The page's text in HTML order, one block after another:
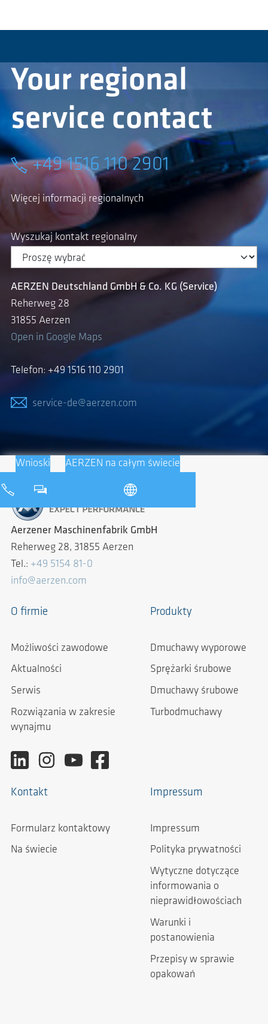
Your regional
service contact
+49 1516 110 2901
Więcej informacji regionalnych
Wyszukaj kontakt regionalny
AERZEN Deutschland GmbH & Co. KG (Service)
Reherweg 28
31855 Aerzen
Open in Google Maps
Telefon: +49 1516 110 2901
service-de@aerzen.com
Wnioski AERZEN na całym świecie
Aerzener Maschinenfabrik GmbH
Reherweg 28, 31855 Aerzen
Tel.: +49 5154 81-0
info@aerzen.com
O firmie
Możliwości zawodowe
Aktualności
Serwis
Rozwiązania w zakresie
wynajmu
Produkty
Dmuchawy wyporowe
Sprężarki śrubowe
Dmuchawy śrubowe
Turbodmuchawy
Kontakt
Formularz kontaktowy
Na świecie
Impressum
Impressum
Polityka prywatności
Wytyczne dotyczące
informowania o
nieprawidłowościach
Warunki i
postanowienia
Przepisy w sprawie
opakowań